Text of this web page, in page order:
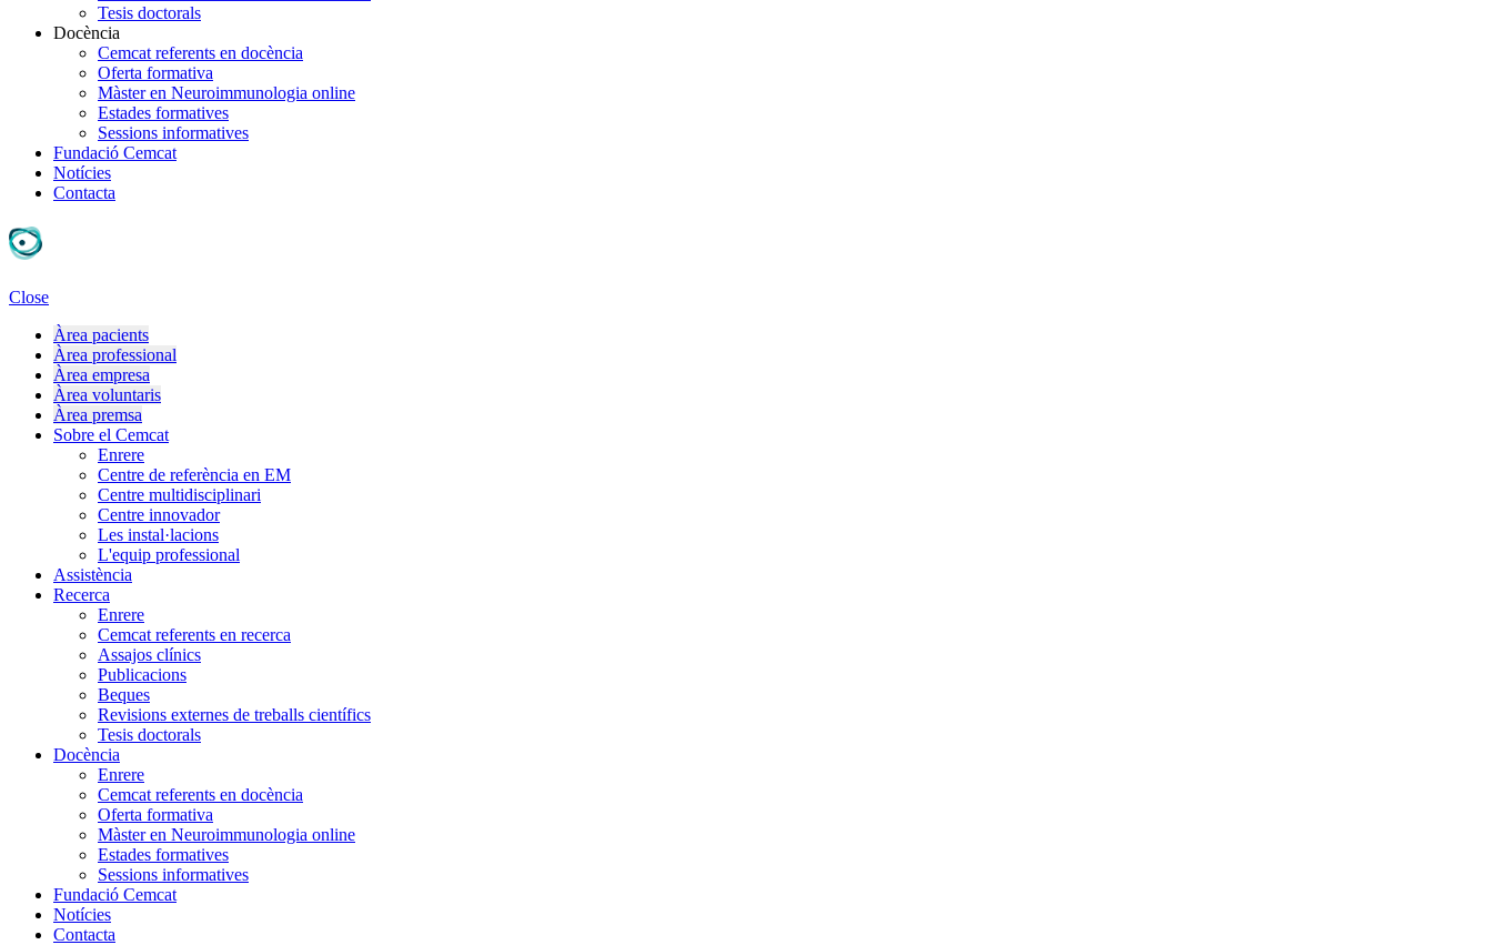
Tesis doctorals
Docència
Cemcat referents en docència
Oferta formativa
Màster en Neuroimmunologia online
Estades formatives
Sessions informatives
Fundació Cemcat
Notícies
Contacta
Close
Àrea pacients
Àrea professional
Àrea empresa
Àrea voluntaris
Àrea premsa
Sobre el Cemcat
Enrere
Centre de referència en EM
Centre multidisciplinari
Centre innovador
Les instal·lacions
L'equip professional
Assistència
Recerca
Enrere
Cemcat referents en recerca
Assajos clínics
Publicacions
Beques
Revisions externes de treballs científics
Tesis doctorals
Docència
Enrere
Cemcat referents en docència
Oferta formativa
Màster en Neuroimmunologia online
Estades formatives
Sessions informatives
Fundació Cemcat
Notícies
Contacta